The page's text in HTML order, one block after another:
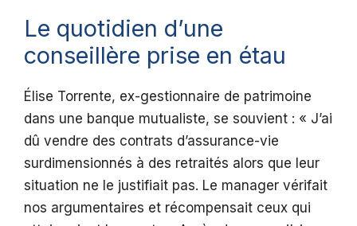
Le quotidien d’une
conseillère prise en étau
Élise Torrente, ex-gestionnaire de patrimoine
dans une banque mutualiste, se souvient : « J’ai
dû vendre des contrats d’assurance-vie
surdimensionnés à des retraités alors que leur
situation ne le justifiait pas. Le manager vérifait
nos argumentaires et récompensait ceux qui